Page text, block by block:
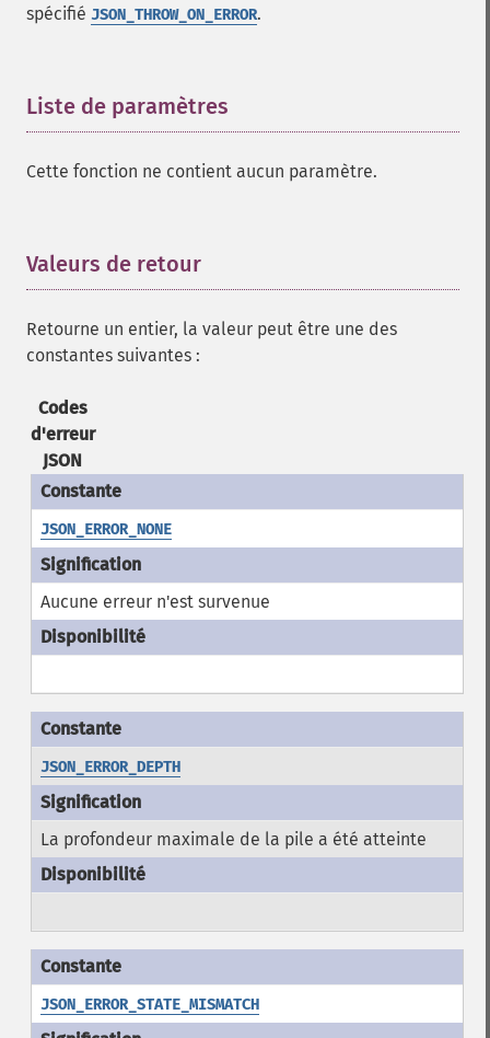
spécifié JSON_THROW_ON_ERROR.
Liste de paramètres
Cette fonction ne contient aucun paramètre.
Valeurs de retour
Retourne un entier, la valeur peut être une des
constantes suivantes :
Codes
d'erreur
JSON
JSON_ERROR_NONE
Aucune erreur n'est survenue
JSON_ERROR_DEPTH
La profondeur maximale de la pile a été atteinte
JSON_ERROR_STATE_MISMATCH